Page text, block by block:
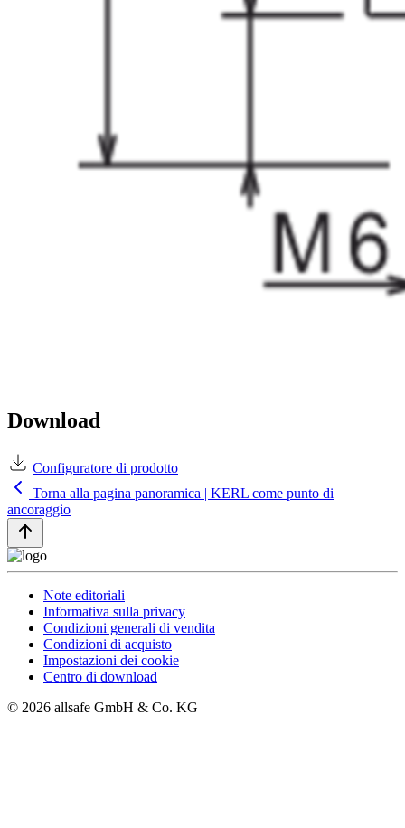
Download
Configuratore di prodotto
Torna alla pagina panoramica | KERL come punto di
ancoraggio
Note editoriali
Informativa sulla privacy
Condizioni generali di vendita
Condizioni di acquisto
Impostazioni dei cookie
Centro di download
© 2026 allsafe GmbH & Co. KG